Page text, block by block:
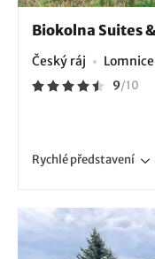
Biokolna Suites
Český ráj
9/10
Rychlépředstavení